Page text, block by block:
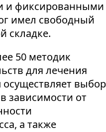
и фиксированными
имел свободный
складке.
50 методик
для лечения
осуществляет выбор
зависимости от
а также